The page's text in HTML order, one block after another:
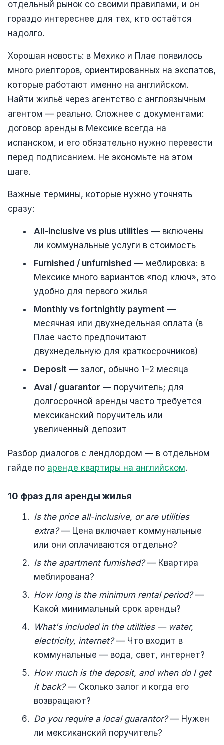
отдельный рынок со своими правилами, и он
гораздо интереснее для тех, кто остаётся
надолго.
Хорошая новость: в Мехико и Плае появилось
много риелторов, ориентированных на экспатов,
которые работают именно на английском.
Найти жильё через агентство с англоязычным
агентом — реально. Сложнее с документами:
договор аренды в Мексике всегда на
испанском, и его обязательно нужно перевести
перед подписанием. Не экономьте на этом
шаге.
Важные термины, которые нужно уточнять
сразу:
All-inclusive vs plus utilities — включены
ли коммунальные услуги в стоимость
Furnished / unfurnished — меблировка: в
Мексике много вариантов «под ключ», это
удобно для первого жилья
Monthly vs fortnightly payment —
месячная или двухнедельная оплата (в
Плае часто предпочитают
двухнедельную для краткосрочников)
Deposit — залог, обычно 1–2 месяца
Aval / guarantor — поручитель; для
долгосрочной аренды часто требуется
мексиканский поручитель или
увеличенный депозит
Разбор диалогов с лендлордом — в отдельном
гайде по аренде квартиры на английском.
10 фраз для аренды жилья
Is the price all-inclusive, or are utilities
extra?— Цена включает коммунальные
или они оплачиваются отдельно?
Is the apartment furnished?— Квартира
меблирована?
How long is the minimum rental period?—
Какой минимальный срок аренды?
What's included in the utilities — water,
electricity, internet?— Что входит в
коммунальные — вода, свет, интернет?
How much is the deposit, and when do I get
it back?— Сколько залог и когда его
возвращают?
Do you require a local guarantor?— Нужен
ли мексиканский поручитель?